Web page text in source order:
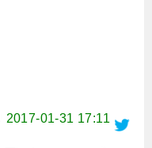
2017-01-31 17:11